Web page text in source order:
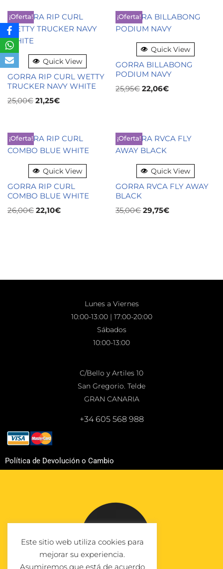
¡Oferta!
Quick View
GORRA RIP CURL WETTY
TRUCKER NAVY WHITE
25,00€ 21,25€
¡Oferta!
Quick View
GORRA BILLABONG
PODIUM NAVY
25,95€ 22,06€
¡Oferta!
Quick View
GORRA RIP CURL
COMBO BLUE WHITE
26,00€ 22,10€
¡Oferta!
Quick View
GORRA RVCA FLY AWAY
BLACK
35,00€ 29,75€
Lunes a Viernes
10:00-13:00 | 17:00-20:00
Sábados
10:00-13:00
C/Bello y Artiles 10
San Gregorio. Telde
GRAN CANARIA
+34 605 568 988
Política de Devolución o Cambio
Este sitio web utiliza cookies para
mejorar su experiencia.
Asumiremos que está de acuerdo